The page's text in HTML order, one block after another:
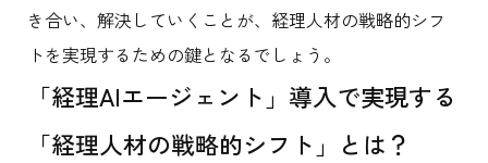
き合い、解決していくことが、経理人材の戦略的シフ
トを実現するための鍵となるでしょう。
「経理AIエージェント」導入で実現する
「経理人材の戦略的シフト」とは？